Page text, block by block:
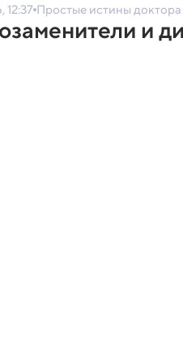
Простые истины
и